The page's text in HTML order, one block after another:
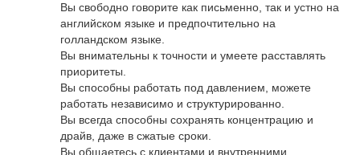
Вы свободно говорите как письменно, так и устно на
английском языке и предпочтительно на
голландском языке.
Вы внимательны к точности и умеете расставлять
приоритеты.
Вы способны работать под давлением, можете
работать независимо и структурированно.
Вы всегда способны сохранять концентрацию и
драйв, даже в сжатые сроки.
Вы общаетесь с клиентами и внутренними